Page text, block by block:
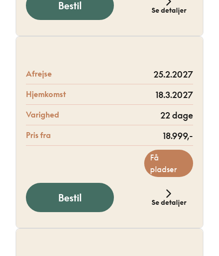
Bestil Se detaljer
Afrejse 25.2.2027
Hjemkomst 18.3.2027
Varighed 22 dage
Pris fra 18.999,-
Få
pladser
Bestil Se detaljer